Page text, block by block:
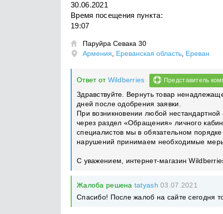
30.06.2021
Время посещения пункта:
19:07

Паруйра Севака 30
Армения
Ереванская область Ереван
Ответ от Wildberries Представитель
Здравствуйте. Вернуть товар
дней после одобрения заявки.
При возникновении любой
через раздел «Обращения» личного
специалистов мы в обязательном
нарушений принимаем необходимые
С уважением, интернет-магазин
Жалоба решена tatyash 03.07.2021
Спасибо! После жалоб на сайте сегодня